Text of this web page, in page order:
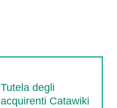
Tutela degli
acquirenti Catawiki